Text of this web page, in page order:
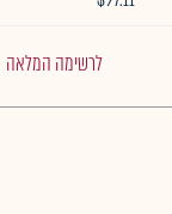
לרשימה המלאה